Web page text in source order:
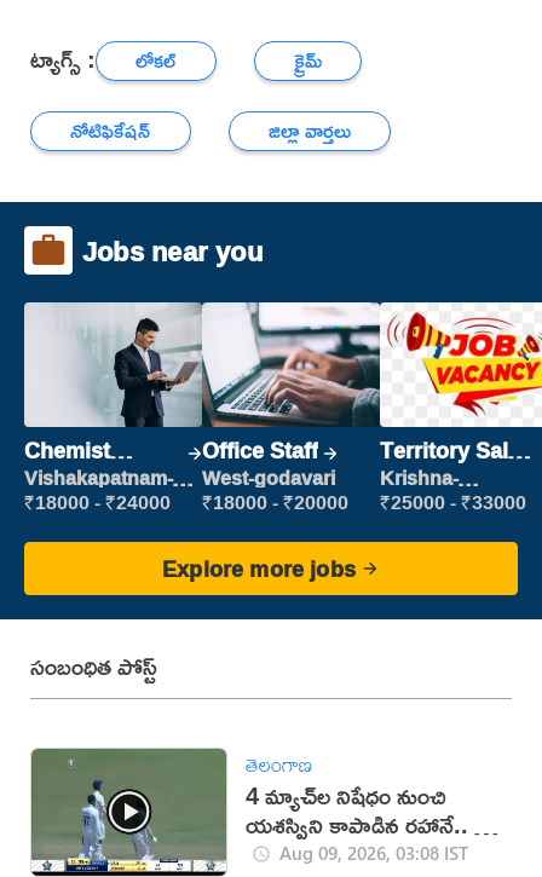
ట్యాగ్స్ : లోకల్
క్రైమ్
నోటిఫికేషన్
జిల్లా వార్తలు
Jobs near you
Chemist
Production
Executive
Vishakapatnam-
new
₹18000 - ₹24000
Office Staff
West-godavari
₹18000 - ₹20000
Territory Sales
Manager
Krishna-
vijayawada
₹25000 - ₹33000
Explore more jobs
సంబంధిత పోస్ట్
తెలంగాణ
4 మ్యాచ్‌ల నిషేధం నుంచి
యశస్విని కాపాడిన రహానే.. ఏం
జరిగిందంటే? (వీడియో)
Aug 09, 2026, 03:08 IST